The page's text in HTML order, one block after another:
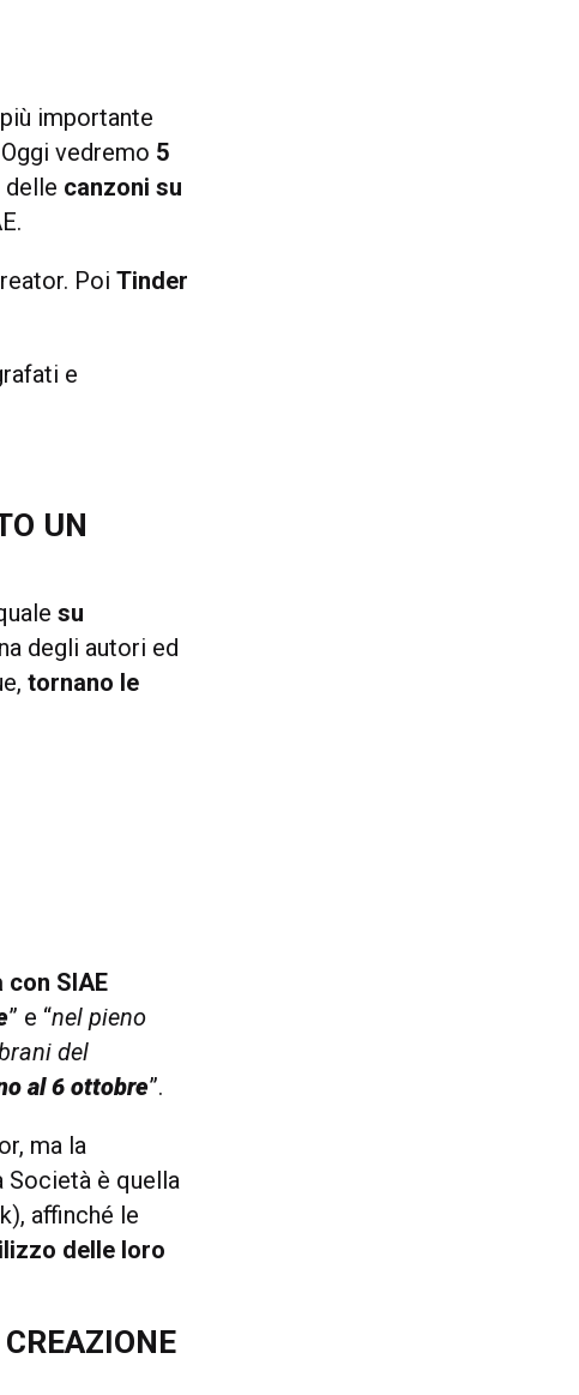
importante
vedremo 5
delle canzoni su
PoiTinder
e
UN
su
degli autori ed
tornano le
con SIAE
” e “nel pieno
del
al 6 ottobre”.
ma la
Società è quella
affinché le
delle loro